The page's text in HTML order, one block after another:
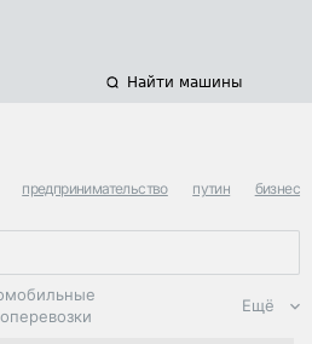
Найти машины
предпринимательство путин бизнес
Ещё